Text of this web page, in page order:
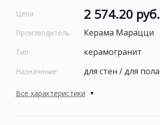
Цена 2 574.20 руб.
Производитель Керама Марацци
Тип керамогранит
Назначение для стен / для пола
Все характеристики